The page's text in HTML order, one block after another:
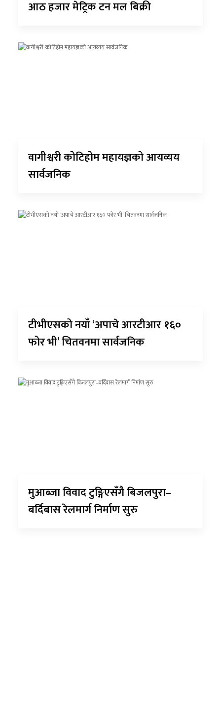
आठ हजार मेट्रिक टन मल बिक्री
वागीश्वरी कोटिहोम महायज्ञको आयव्यय
सार्वजनिक
टीभीएसको नयाँ ‘अपाचे आरटीआर १६०
फोर भी’ चितवनमा सार्वजनिक
मुआब्जा विवाद टुङ्गिएसँगै बिजलपुरा–
बर्दिबास रेलमार्ग निर्माण सुरु